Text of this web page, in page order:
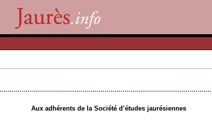
Aux adhérents de la Société d’études jaurésiennes